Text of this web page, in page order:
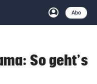
account_circle
Anmelden
Abo
close Schließen
So geht’s